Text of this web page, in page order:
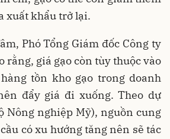
xuất khẩu trở lại.
Phó Tổng Giám đốc Công ty
rằng, giá gạo còn tùy thuộc vào
tồn kho gạo trong doanh
đẩy giá đi xuống. Theo dự
Nông nghiệp Mỹ), nguồn cung
có xu hướng tăng nên sẽ tác